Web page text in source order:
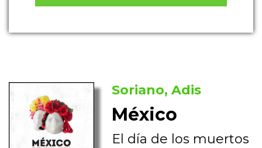
Soriano, Adis
México
El día de los muertos